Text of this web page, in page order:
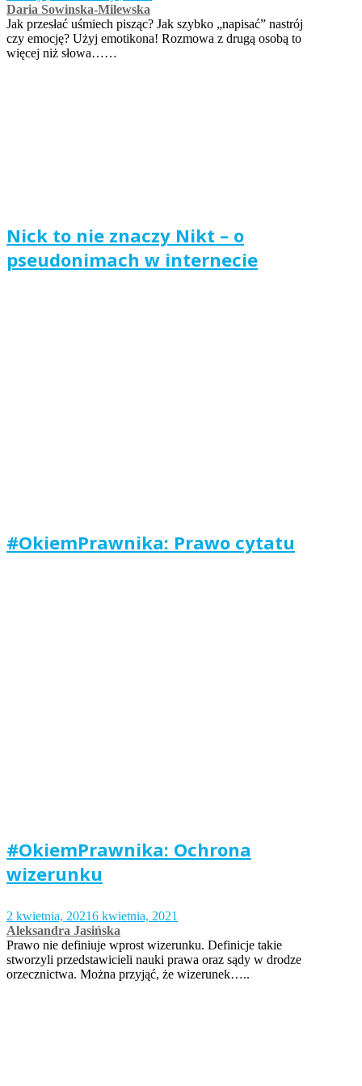
Daria Sowinska-Milewska
Jak przesłać uśmiech pisząc? Jak szybko „napisać” nastrój
czy emocję? Użyj emotikona! Rozmowa z drugą osobą to
więcej niż słowa……
Nick to nie znaczy Nikt – o
pseudonimach w internecie
#OkiemPrawnika: Prawo cytatu
#OkiemPrawnika: Ochrona
wizerunku
2 kwietnia, 20216 kwietnia, 2021
Aleksandra Jasińska
Prawo nie definiuje wprost wizerunku. Definicje takie
stworzyli przedstawicieli nauki prawa oraz sądy w drodze
orzecznictwa. Można przyjąć, że wizerunek…..